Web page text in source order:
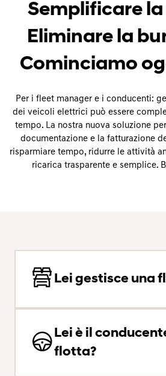
Semplificare
Eliminare la
Cominciamo
Per i fleet manager e i conducenti:
dei veicoli elettrici può essere
tempo. La nostra nuova soluzione
documentazione e la fatturazione
risparmiare tempo, ridurre le attività
ricarica trasparente e semplice.
Lei gestisce una
Lei è il
flotta?